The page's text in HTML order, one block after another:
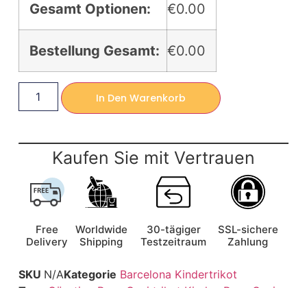
Gesamt Optionen: €0.00
Bestellung Gesamt: €0.00
In Den Warenkorb
Kaufen Sie mit Vertrauen
Free
Delivery
Worldwide
Shipping
30-tägiger
Testzeitraum
SSL-sichere
Zahlung
SKU N/AKategorie Barcelona Kindertrikot